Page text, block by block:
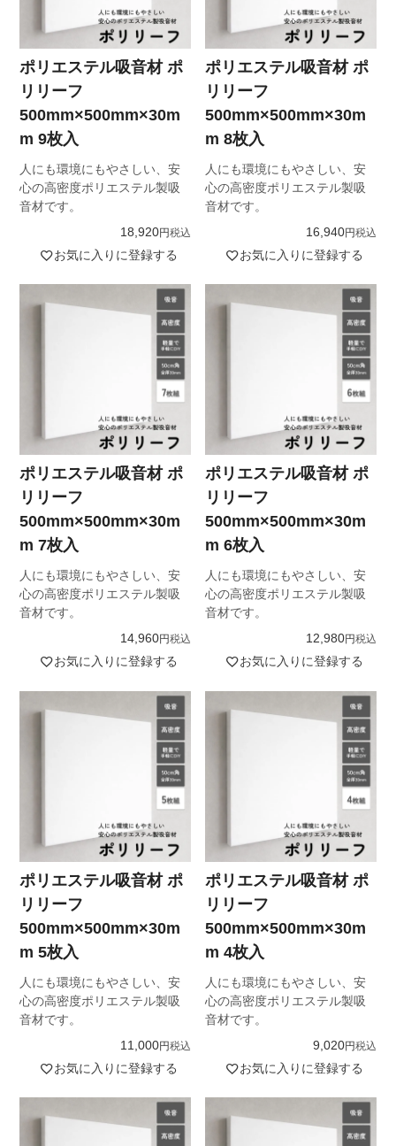
人にも環境にもやさしい、安
心の高密度ポリエステル製吸
音材です。
ポリエステル吸音材 ポ
リリーフ
500mm×500mm×30m
m 9枚入
18,920 税込
お気に入りに登録する
人にも環境にもやさしい、安
心の高密度ポリエステル製吸
音材です。
ポリエステル吸音材 ポ
リリーフ
500mm×500mm×30m
m 8枚入
16,940 税込
お気に入りに登録する
人にも環境にもやさしい、安
心の高密度ポリエステル製吸
音材です。
ポリエステル吸音材 ポ
リリーフ
500mm×500mm×30m
m 7枚入
14,960 税込
お気に入りに登録する
人にも環境にもやさしい、安
心の高密度ポリエステル製吸
音材です。
ポリエステル吸音材 ポ
リリーフ
500mm×500mm×30m
m 6枚入
12,980 税込
お気に入りに登録する
人にも環境にもやさしい、安
心の高密度ポリエステル製吸
音材です。
ポリエステル吸音材 ポ
リリーフ
500mm×500mm×30m
m 5枚入
11,000 税込
お気に入りに登録する
人にも環境にもやさしい、安
心の高密度ポリエステル製吸
音材です。
ポリエステル吸音材 ポ
リリーフ
500mm×500mm×30m
m 4枚入
9,020 税込
お気に入りに登録する